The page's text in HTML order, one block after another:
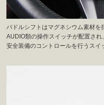
パドルシフトはマグネシウム素材を
AUDIO類の操作スイッチが配置され
安全装備のコントロールを行うスイ